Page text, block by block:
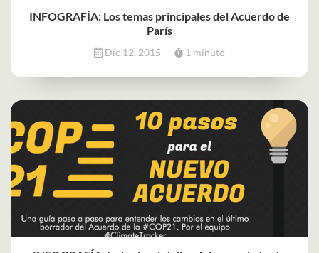
INFOGRAFÍA: Los temas principales del Acuerdo de
París
Dic 12, 2015 1 minuto